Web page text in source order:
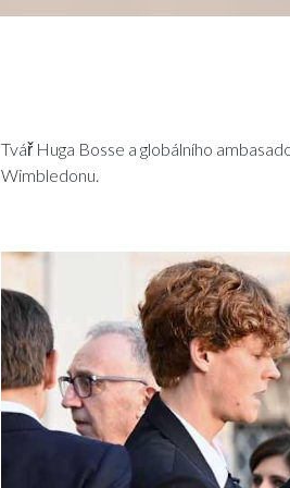
Tvář Huga Bosse a globálního
Wimbledonu.